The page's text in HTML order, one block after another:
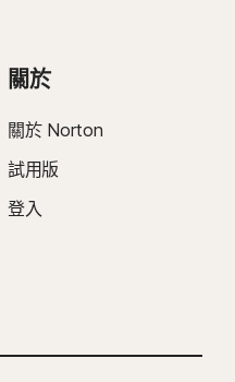
關於
關於 Norton
試用版
登入